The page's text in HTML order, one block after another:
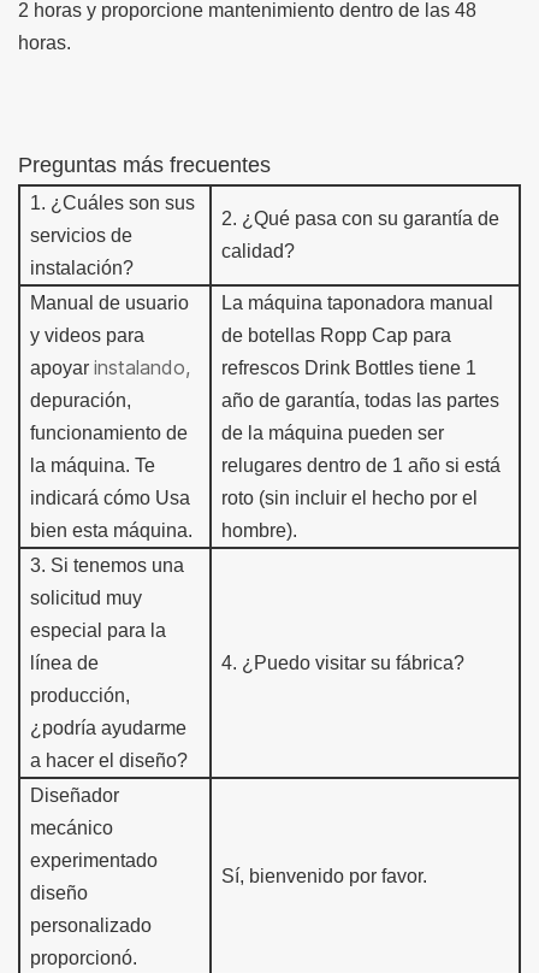
2 horas y proporcione mantenimiento dentro de las 48
horas.
Preguntas más frecuentes
1. ¿Cuáles son sus
servicios de
instalación?
2. ¿Qué pasa con su garantía de
calidad?
Manual de usuario
y videos para
apoyar instalando,
depuración,
funcionamiento de
la máquina. Te
indicará cómo Usa
bien esta máquina.
La máquina taponadora manual
de botellas Ropp Cap para
refrescos Drink Bottles tiene 1
año de garantía, todas las partes
de la máquina pueden ser
re lugares dentro de 1 año si está
roto (sin incluir el hecho por el
hombre).
3. Si tenemos una
solicitud muy
especial para la
línea de
producción,
¿podría ayudarme
a hacer el diseño?
4. ¿Puedo visitar su fábrica?
Diseñador
mecánico
experimentado
diseño
personalizado
proporcionó.
Sí, bienvenido por favor.